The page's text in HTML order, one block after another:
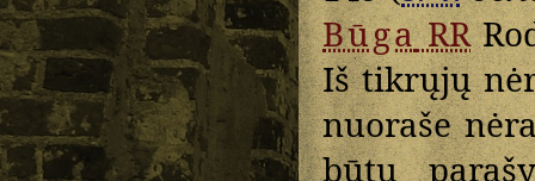
BūgaRR
Iš tikrųjų
nuoraše
būtų